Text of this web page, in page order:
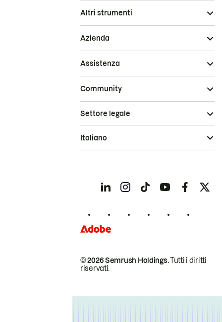
Altri strumenti
Azienda
Assistenza
Community
© 2026 Semrush Holdings.Tutti i diritti
riservati.
Settore legale
Italiano